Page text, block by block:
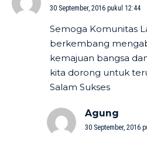
30 September, 2016 pukul 12:44
Semoga Komunitas
berkembang
kemajuan bangsa
kita dorong untuk
Salam Sukses
Agung
30 September, 2016